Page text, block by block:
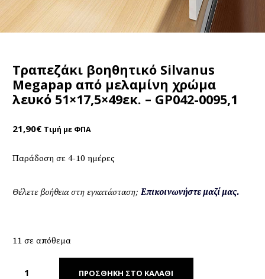
Τραπεζάκι βοηθητικό Silvanus
Megapap από μελαμίνη χρώμα
λευκό 51×17,5×49εκ. – GP042-0095,1
21,90€ Τιμή με ΦΠΑ
Παράδοση σε 4-10 ημέρες
Θέλετε βοήθεια στη εγκατάσταση; Επικοινωνήστε μαζί μας.
11 σε απόθεμα
ΠΡΟΣΘΉΚΗ ΣΤΟ ΚΑΛΆΘΙ